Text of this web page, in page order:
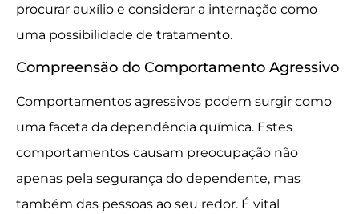
procurar auxílio e considerar a internação como
uma possibilidade de tratamento.
Compreensão do Comportamento Agressivo
Comportamentos agressivos podem surgir como
uma faceta da dependência química. Estes
comportamentos causam preocupação não
apenas pela segurança do dependente, mas
também das pessoas ao seu redor. É vital